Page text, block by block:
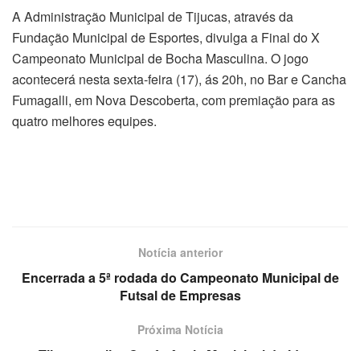
A Administração Municipal de Tijucas, através da
Fundação Municipal de Esportes, divulga a Final do X
Campeonato Municipal de Bocha Masculina. O jogo
acontecerá nesta sexta-feira (17), ás 20h, no Bar e Cancha
Fumagalli, em Nova Descoberta, com premiação para as
quatro melhores equipes.
Notícia anterior
Encerrada a 5ª rodada do Campeonato Municipal de
Futsal de Empresas
Próxima Notícia